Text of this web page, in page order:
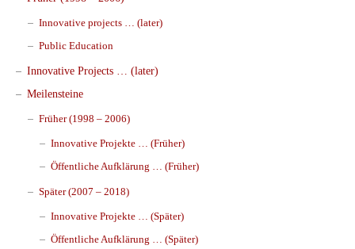
Innovative projects … (later)
Public Education
Innovative Projects … (later)
Meilensteine
Früher (1998 – 2006)
Innovative Projekte … (Früher)
Öffentliche Aufklärung … (Früher)
Später (2007 – 2018)
Innovative Projekte … (Später)
Öffentliche Aufklärung … (Später)